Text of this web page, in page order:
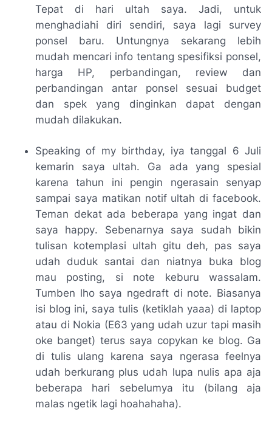
Tepat di hari ultah saya. Jadi, untuk
menghadiahi diri sendiri, saya lagi survey
ponsel baru. Untungnya sekarang lebih
mudah mencari info tentang spesifiksi ponsel,
harga HP, perbandingan, review dan
perbandingan antar ponsel sesuai budget
dan spek yang dinginkan dapat dengan
mudah dilakukan.
Speaking of my birthday, iya tanggal 6 Juli
kemarin saya ultah. Ga ada yang spesial
karena tahun ini pengin ngerasain senyap
sampai saya matikan notif ultah di facebook.
Teman dekat ada beberapa yang ingat dan
saya happy. Sebenarnya saya sudah bikin
tulisan kotemplasi ultah gitu deh, pas saya
udah duduk santai dan niatnya buka blog
mau posting, si note keburuwassalam.
Tumben lhosaya ngedraft di note. Biasanya
isi blog ini, saya tulis (ketiklah yaaa) di laptop
atau di Nokia (E63 yang udah uzur tapi masih
oke banget) terus saya copykan ke blog. Ga
di tulis ulang karena saya ngerasa feelnya
udah berkurang plus udah lupa nulis apa aja
beberapa hari sebelumya itu (bilang aja
malas ngetik lagi hoahahaha).